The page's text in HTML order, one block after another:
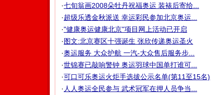
·七旬翁画2008朵牡丹祝福奥运 装裱后寄给...
·超级乐透金秋派送 幸运彩民参加北京奥运...
·"健康奥运健康北京"项目网上活动已开启
·图文:北京赛区十强诞生 张欣传递奥运圣火
·奥运服务 大众护航 一汽-大众售后服务步...
·世锦赛已敲响警钟 奥运羽球中国单打谁可...
·可口可乐奥运火炬手选拔公示名单(第11至15名)
· 人人奥运全民参与 武术冠军在押人员争当...